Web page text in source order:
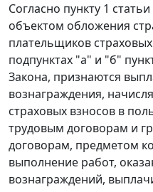
Согласно пункту 1 статьи
объектом обложения
плательщиков
подпунктах "а" и "б"
Закона, признаются
вознаграждения,
страховых взносов в
трудовым договорам и
договорам, предметом
выполнение работ,
вознаграждений,